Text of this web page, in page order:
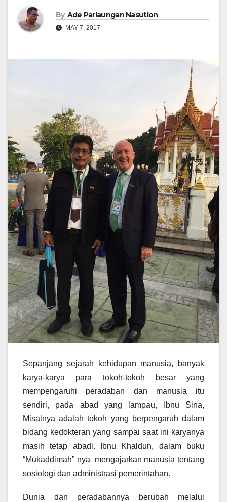
By Ade Parlaungan Nasution
MAY 7, 2017
Sepanjang sejarah kehidupan manusia, banyak
karya-karya para tokoh-tokoh besar yang
mempengaruhi peradaban dan manusia itu
sendiri, pada abad yang lampau, Ibnu Sina,
Misalnya adalah tokoh yang berpengaruh dalam
bidang kedokteran yang sampai saat ini karyanya
masih tetap abadi. Ibnu Khaldun, dalam buku
“Mukaddimah” nya mengajarkan manusia tentang
sosiologi dan administrasi pemerintahan.
Dunia dan peradabannya berubah melalui